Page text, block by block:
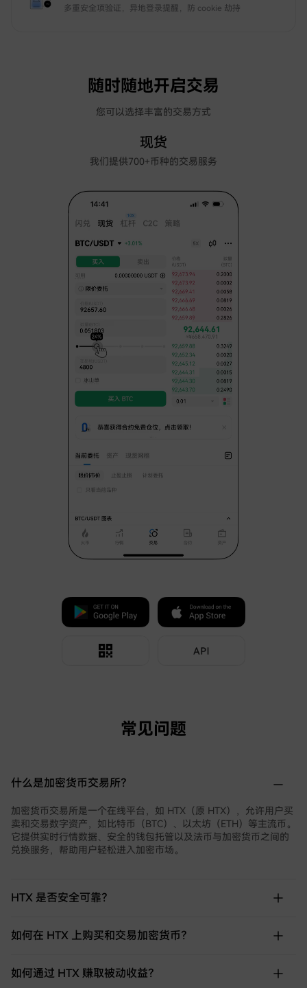
多重安全项验证，异地登录提醒，防 cookie 劫持
随时随地开启交易
您可以选择丰富的交易方式
现货
我们提供700+币种的交易服务
常见问题
什么是加密货币交易所？
加密货币交易所是一个在线平台，如 HTX（原 HTX），允许用户买
卖和交易数字资产，如比特币（BTC）、以太坊（ETH）等主流币。
它提供实时行情数据、安全的钱包托管以及法币与加密货币之间的
兑换服务，帮助用户轻松进入加密市场。
HTX 是否安全可靠？
如何在 HTX 上购买和交易加密货币？
如何通过 HTX 赚取被动收益？